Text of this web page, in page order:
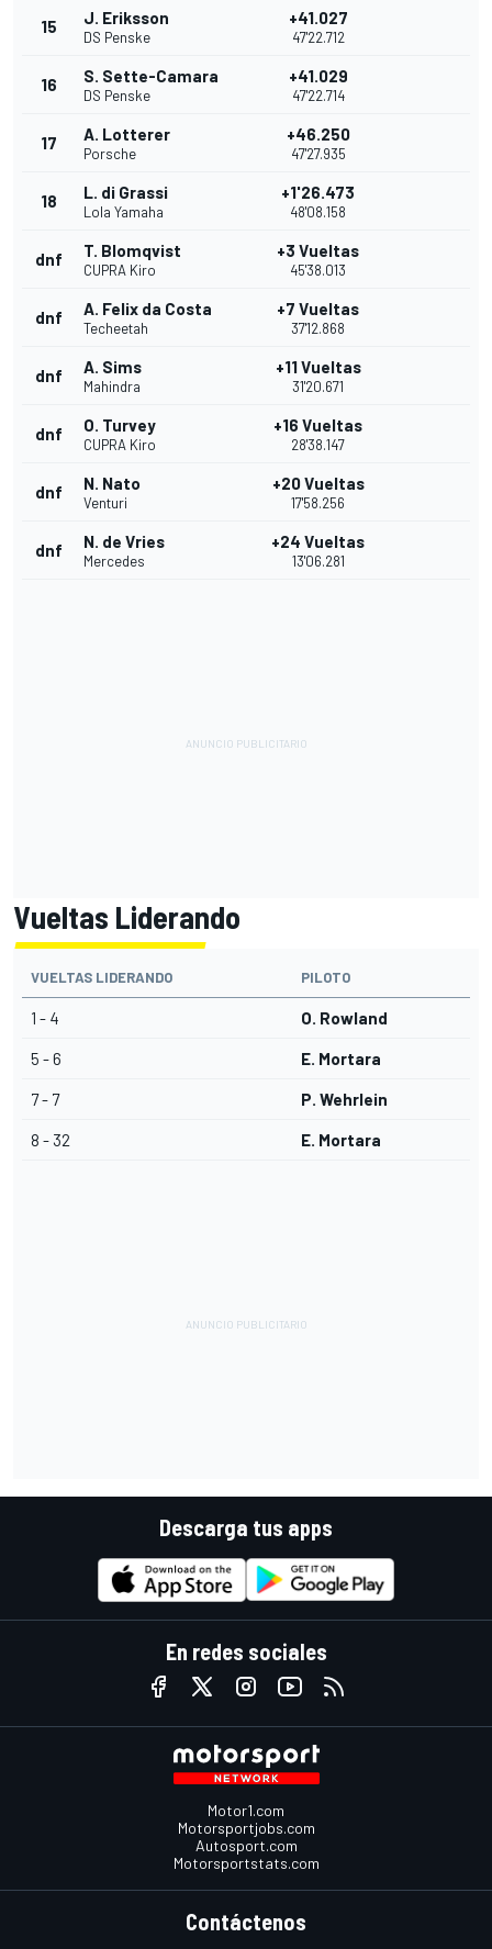
15 J. Eriksson
DS Penske
+41.027
47'22.712
16 S. Sette-Camara
DS Penske
+41.029
47'22.714
17 A. Lotterer
Porsche
+46.250
47'27.935
18 L. di Grassi
Lola Yamaha
+1'26.473
48'08.158
dnf T. Blomqvist
CUPRA Kiro
+3 Vueltas
45'38.013
dnf A. Felix da Costa
Techeetah
+7 Vueltas
37'12.868
dnf A. Sims
Mahindra
+11 Vueltas
31'20.671
dnf O. Turvey
CUPRA Kiro
+16 Vueltas
28'38.147
dnf N. Nato
Venturi
+20 Vueltas
17'58.256
dnf N. de Vries
Mercedes
+24 Vueltas
13'06.281
Vueltas Liderando
VUELTAS LIDERANDO PILOTO
1 - 4 O. Rowland
5 - 6 E. Mortara
7 - 7 P. Wehrlein
8 - 32 E. Mortara
Descarga tus apps
En redes sociales
Motor1.com
Motorsportjobs.com
Autosport.com
Motorsportstats.com
Contáctenos